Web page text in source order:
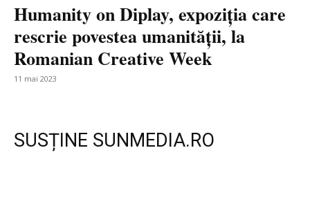
Humanity on Diplay, expoziția care
rescrie povestea umanității, la
Romanian Creative Week
11 mai 2023
SUSȚINE SUNMEDIA.RO